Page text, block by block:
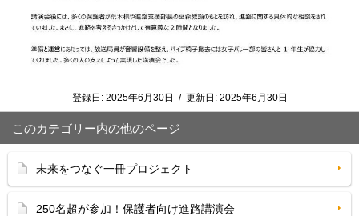
登録日: 2025年6月30日 / 更新日: 2025年6月30日
このカテゴリー内の他のページ
未来をつなぐ一冊プロジェクト
250名超が参加！保護者向け進路講演会